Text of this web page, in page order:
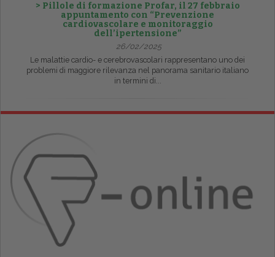
> Pillole di formazione Profar, il 27 febbraio
appuntamento con “Prevenzione
cardiovascolare e monitoraggio
dell’ipertensione”
26/02/2025
Le malattie cardio- e cerebrovascolari rappresentano uno dei
problemi di maggiore rilevanza nel panorama sanitario italiano
in termini di...